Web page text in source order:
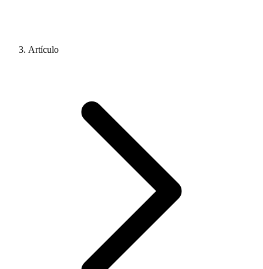
Artículo